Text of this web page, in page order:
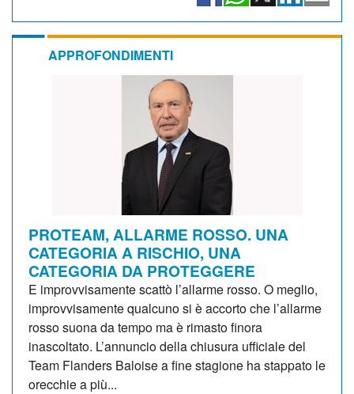
APPROFONDIMENTI
PROTEAM, ALLARME ROSSO. UNA
CATEGORIA A RISCHIO, UNA
CATEGORIA DA PROTEGGERE
E improvvisamente scattò l’allarme rosso. O meglio,
improvvisamente qualcuno si è accorto che l’allarme
rosso suona da tempo ma è rimasto finora
inascoltato. L’annuncio della chiusura ufficiale del
Team Flanders Baloise a fine stagione ha stappato le
orecchie a più...